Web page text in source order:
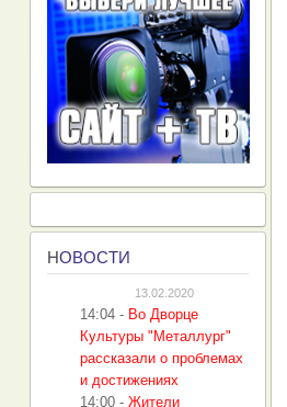
НОВОСТИ
13.02.2020
14:04 - Во Дворце
Культуры "Металлург"
рассказали о проблемах
и достижениях
14:00 - Жители